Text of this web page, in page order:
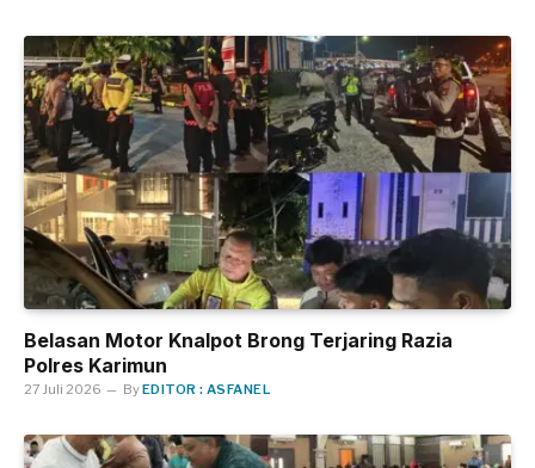
Belasan Motor Knalpot Brong Terjaring Razia
Polres Karimun
27 Juli 2026 ByEDITOR : ASFANEL